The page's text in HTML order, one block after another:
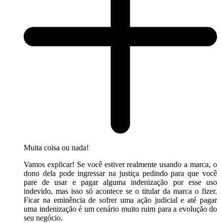
Muita coisa ou nada!
Vamos explicar! Se você estiver realmente usando a marca, o
dono dela pode ingressar na justiça pedindo para que você
pare de usar e pagar alguma indenização por esse uso
indevido, mas isso só acontece se o titular da marca o fizer.
Ficar na eminência de sofrer uma ação judicial e até pagar
uma indenização é um cenário muito ruim para a evolução do
seu negócio.